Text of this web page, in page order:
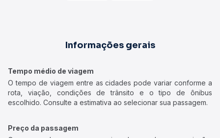
Informações gerais
Tempo médio de viagem
O tempo de viagem entre as cidades pode variar conforme a
rota, viação, condições de trânsito e o tipo de ônibus
escolhido. Consulte a estimativa ao selecionar sua passagem.
Preço da passagem